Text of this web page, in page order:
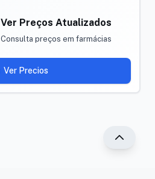
Ver Preços Atualizados
Consulta preços em farmácias
Ver Precios